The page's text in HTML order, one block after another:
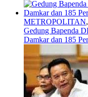
METROPOLITAN,
Gedung Bapenda
Damkar dan 185